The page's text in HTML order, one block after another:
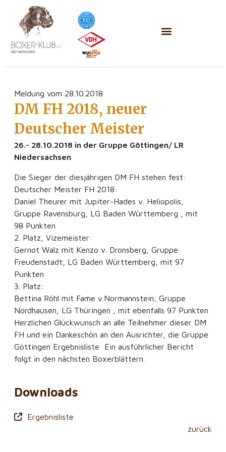
zurück
Meldung vom 28.10.2018
DM FH 2018, neuer
Deutscher Meister
26.- 28.10.2018 in der Gruppe Göttingen/ LR
Niedersachsen
Die Sieger der diesjährigen DM FH stehen fest:
Deutscher Meister FH 2018:
Daniel Theurer mit Jupiter-Hades v. Heliopolis,
Gruppe Ravensburg, LG Baden Württemberg , mit
98 Punkten
2. Platz, Vizemeister:
Gernot Walz mit Kenzo v. Dronsberg, Gruppe
Freudenstadt, LG Baden Württemberg, mit 97
Punkten
3. Platz:
Bettina Röhl mit Fame v.Normannstein, Gruppe
Nordhausen, LG Thüringen , mit ebenfalls 97 Punkten
Herzlichen Glückwunsch an alle Teilnehmer dieser DM
FH und ein Dankeschön an den Ausrichter, die Gruppe
Göttingen Ergebnisliste Ein ausführlicher Bericht
folgt in den nächsten Boxerblättern.
Downloads
Ergebnisliste